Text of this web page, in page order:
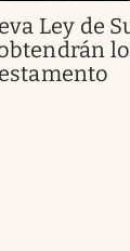
Ley de